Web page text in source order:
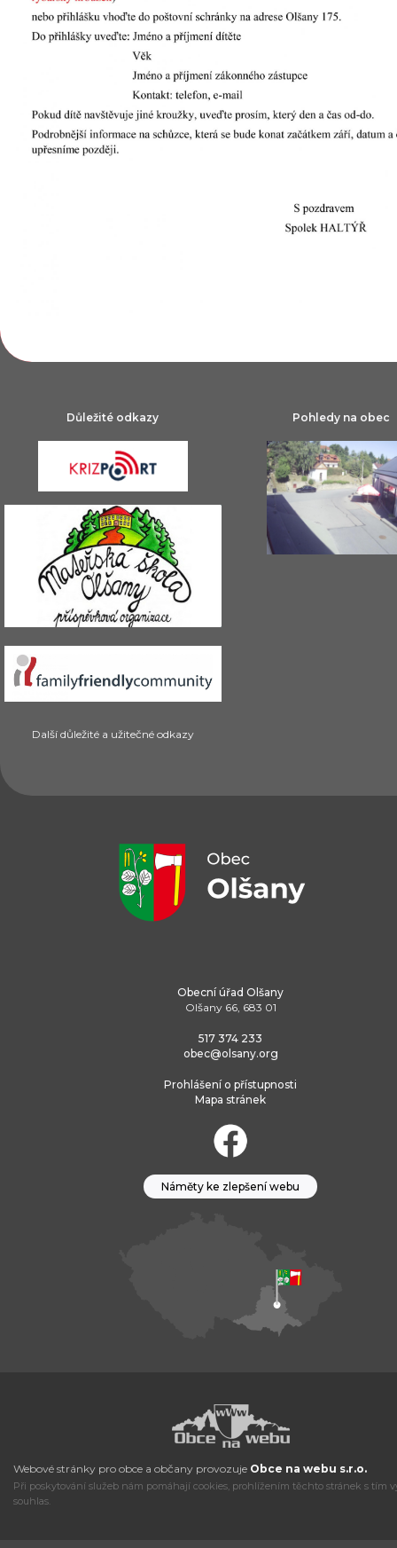
Důležité odkazy
Další důležité a užitečné odkazy
Pohledy na obec
Obecní úřad Olšany
Olšany 66, 683 01
517 374 233
obec@olsany.org
Prohlášení o přístupnosti
Mapa stránek
Náměty ke zlepšení webu
Webové stránky pro obce a občany provozuje Obce na webu s.r.o.
Při poskytování služeb nám pomáhají cookies, prohlížením těchto stránek s tím
souhlas.